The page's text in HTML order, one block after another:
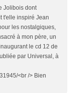
Jolibois dont
t'elle inspiré Jean
les nostalgiques,
à mon père, un
le cd 12 de
par Universal, à
<br /> Bien